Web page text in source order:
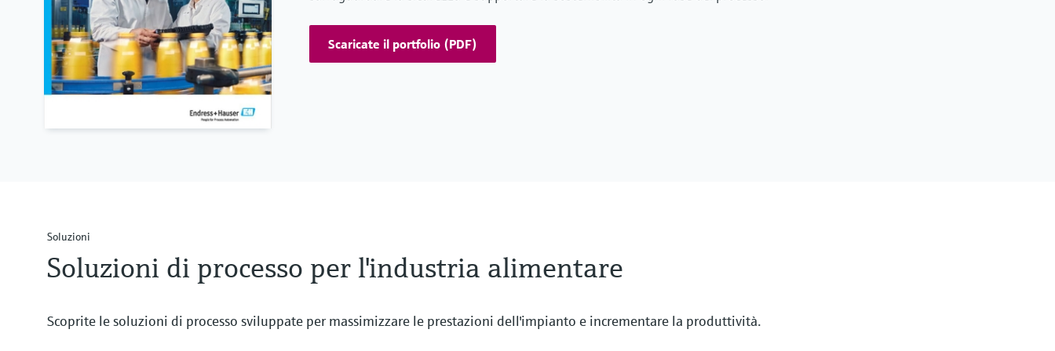
Scaricate il portfolio (PDF)
Soluzioni
Soluzioni di processo per l'industria alimentare
Scoprite le soluzioni di processo sviluppate per massimizzare le prestazioni dell'impianto e incrementare la produttività.